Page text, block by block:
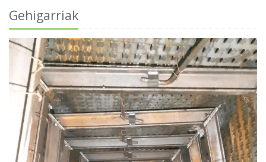
Gehigarriak